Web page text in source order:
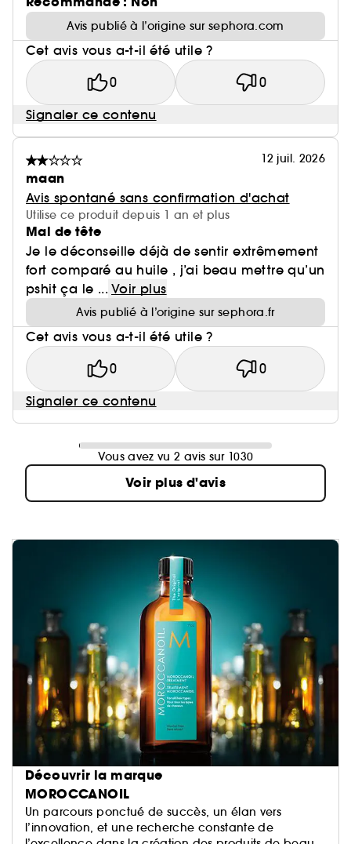
Avis publié à l’origine sur sephora.com
Cet avis vous a-t-il été utile ?
0 0
Signaler ce contenu
12 juil. 2026
maan
Avis spontané sans confirmation d'achat
Utilise ce produit depuis 1 an et plus
Mal de tête
Je le déconseille déjà de sentir extrêmement
fort comparé au huile , j’ai beau mettre qu’un
pshit ça le ... Voir plus
Avis publié à l’origine sur sephora.fr
Cet avis vous a-t-il été utile ?
0 0
Signaler ce contenu
Vous avez vu 2 avis sur 1030
Voir plus d'avis
Découvrir la marque
MOROCCANOIL
Un parcours ponctué de succès, un élan vers
l’innovation, et une recherche constante de